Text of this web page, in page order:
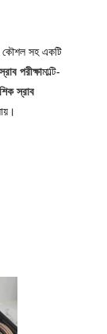
কৌশল সহ একটি
পরীক্ষামাল্টি-
স্রাব